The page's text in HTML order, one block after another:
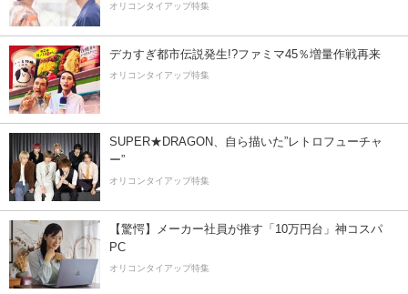
オリコンタイアップ特集
デカすぎ都市伝説発生!?ファミマ45％増量作戦再来
オリコンタイアップ特集
SUPER★DRAGON、自ら描いた”レトロフューチャ
ー”
オリコンタイアップ特集
【驚愕】メーカー社員が推す「10万円台」神コスパ
PC
オリコンタイアップ特集